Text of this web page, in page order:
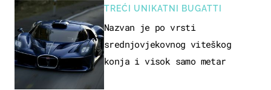
TREĆI UNIKATNI BUGATTI
Nazvan je po vrsti
srednjovjekovnog viteškog
konja i visok samo metar